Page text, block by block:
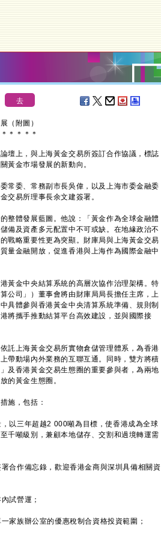
（附圖）
＊ ＊ ＊ ＊ ＊
上，與上海黃金交易所簽訂合作協議，標誌
黃金巿場發展的新動向。
委、常務副市長吳偉，以及上海市委金融委
交易所理事長余文建簽署。
體發展藍圖。他說：「黃金作為全球金融體
備及資產多元配置中不可或缺。在地緣政治不
戰略重要性更為突顯。財庫局與上海黃金交易
量金融開放，促進香港與上海作為國際金融中
金中央結算系統的高層次協作治理架構。特
公司」）董事會將由財庫局局長擔任主席，上
具體參與香港黃金中央清算系統準備、規則制
將攜手推動結算平台高效建設，並與國際接
上海黃金交易所實物倉儲管理體系，為香港
帶動場內外業務的互聯互通。同時，雙方將積
及香港黃金交易生態圈的重要參與者，為兩地
的黃金生態圈。
施，包括：
以三年超越2 000噸為目標，使香港成為全球
千噸級別，兼顧本地儲存、交割和過境轉運需
合作備忘錄，歡迎香港金商與深圳具備相關資
試營運；
家族辦公室的優惠稅制合資格投資範圍；